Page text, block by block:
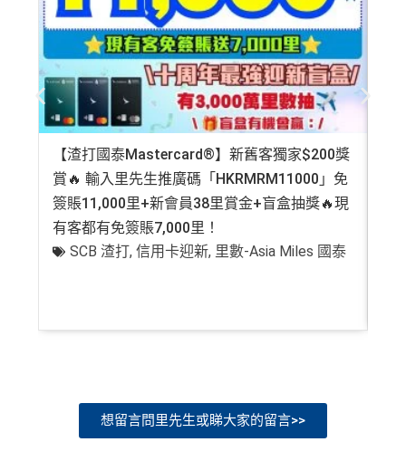
【渣打國泰Mastercard®】新舊客獨家$200獎
賞🔥 輸入里先生推廣碼「HKRMRM11000」免
簽賬11,000里+新會員38里賞金+盲盒抽獎🔥現
有客都有免簽賬7,000里！
SCB 渣打,信用卡迎新, 里數-Asia Miles 國泰
想留言問里先生或睇大家的留言>>